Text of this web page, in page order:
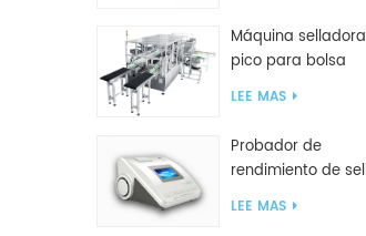
Máquina
pico para bolsa
inclinada GF2600-X
LEE MAS
Probador de
rendimiento de
inteligente GBPI
LEE MAS